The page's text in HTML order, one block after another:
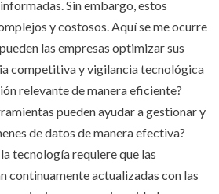
Sin embargo, estos
y costosos. Aquí se me ocurre
las empresas optimizar sus
competitiva y vigilancia tecnológica
relevante de manera eficiente?
pueden ayudar a gestionar y
de datos de manera efectiva?
tecnología requiere que las
continuamente actualizadas con las